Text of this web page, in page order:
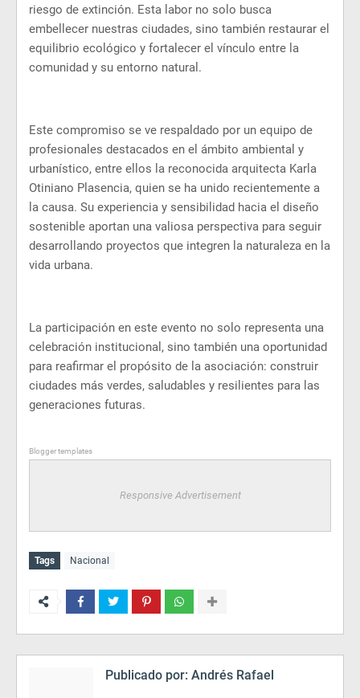
riesgo de extinción. Esta labor no solo busca
embellecer nuestras ciudades, sino también restaurar el
equilibrio ecológico y fortalecer el vínculo entre la
comunidad y su entorno natural.
Este compromiso se ve respaldado por un equipo de
profesionales destacados en el ámbito ambiental y
urbanístico, entre ellos la reconocida arquitecta Karla
Otiniano Plasencia, quien se ha unido recientemente a
la causa. Su experiencia y sensibilidad hacia el diseño
sostenible aportan una valiosa perspectiva para seguir
desarrollando proyectos que integren la naturaleza en la
vida urbana.
La participación en este evento no solo representa una
celebración institucional, sino también una oportunidad
para reafirmar el propósito de la asociación: construir
ciudades más verdes, saludables y resilientes para las
generaciones futuras.
Blogger templates
Responsive Advertisement
Tags Nacional
Publicado por: Andrés Rafael